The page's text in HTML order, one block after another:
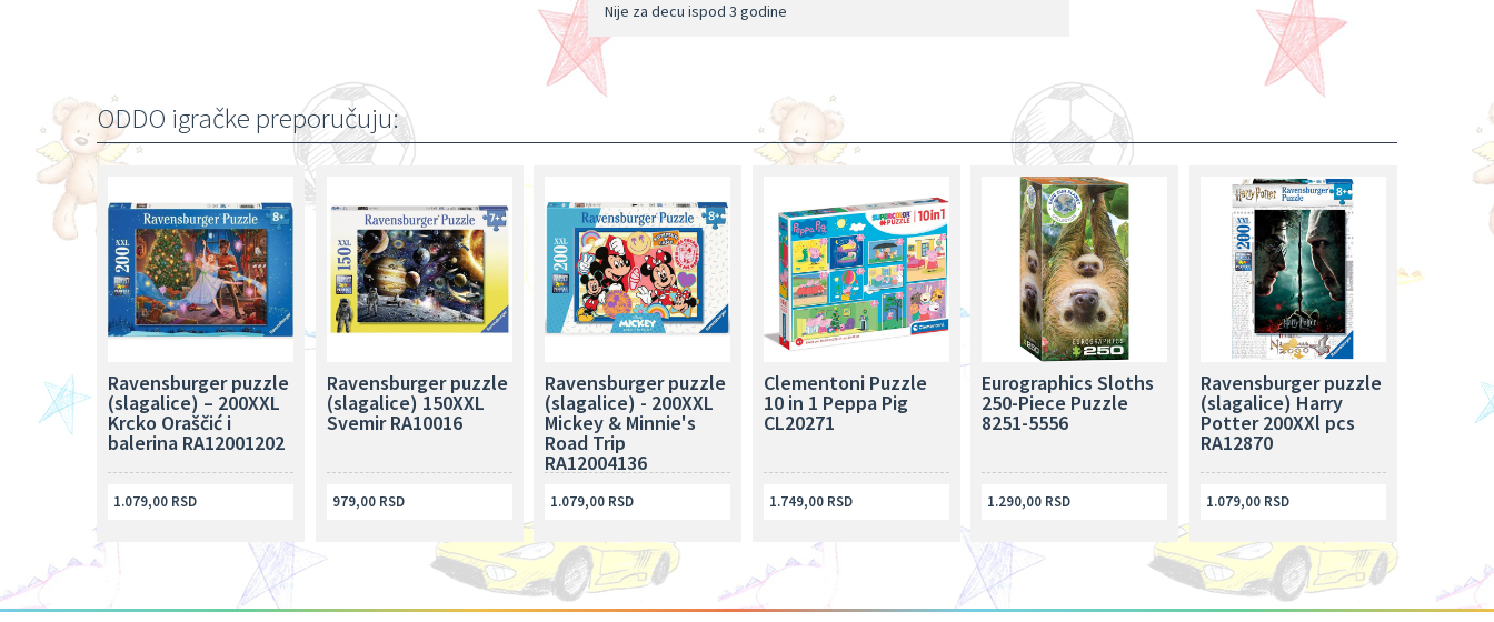
Nije za decu ispod 3 godine
ODDO igračke preporučuju:
Ravensburger puzzle
(slagalice) – 200XXL
Krcko Oraščić i
balerina RA12001202
1.079,00 RSD
Ravensburger puzzle
(slagalice) 150XXL
Svemir RA10016
979,00 RSD
Ravensburger puzzle
(slagalice) - 200XXL
Mickey & Minnie's
Road Trip
RA12004136
1.079,00 RSD
Clementoni Puzzle
10 in 1 Peppa Pig
CL20271
1.749,00 RSD
Eurographics Sloths
250-Piece Puzzle
8251-5556
1.290,00 RSD
Ravensburger puzzle
(slagalice) Harry
Potter 200XXl pcs
RA12870
1.079,00 RSD